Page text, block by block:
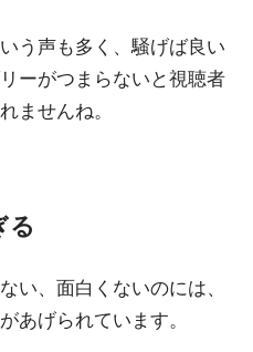
う声も多く、騒げば良い
ーがつまらないと視聴者
ませんね。
る
い、面白くないのには、
あげられています。